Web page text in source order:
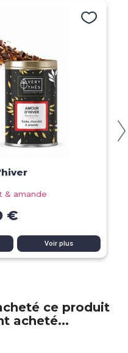
& amande
€
Voir plus
ce produit
acheté...